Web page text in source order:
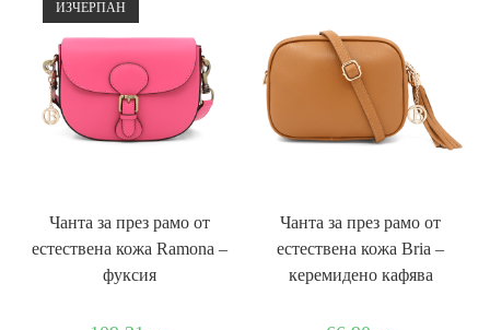
ИЗЧЕРПАН
Чанта за през рамо от
естествена кожа Ramona –
фуксия
Чанта за през рамо от
естествена кожа Bria –
керемидено кафява